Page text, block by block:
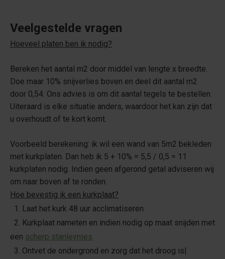
Veelgestelde vragen
Hoeveel platen ben ik nodig?
Bereken het aantal m2 door middel van lengte x breedte.
Doe maar 10% snijverlies boven en deel dit aantal m2
door 0,54. Ons advies is om dit aantal tegels te bestellen.
Uiteraard is elke situatie anders, waardoor het kan zijn dat
u overhoudt of te kort komt.
Voorbeeld berekening: ik wil een wand van 5m2 bekleden
met kurkplaten. Dan heb ik 5 + 10% = 5,5 / 0,5 = 11
kurkplaten nodig. Indien geen afgerond getal adviseren wij
om naar boven af te ronden.
Hoe bevestig ik een kurkplaat?
1. Laat het kurk 48 uur acclimatiseren
2. Kurkplaat nameten en indien nodig op maat snijden met
een scherp stanleymes
3. Ontvet de ondergrond en zorg dat het droog is|